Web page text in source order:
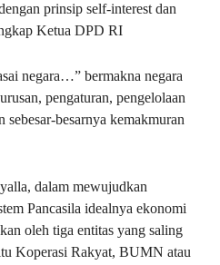
prinsip self-interest dan
Ketua DPD RI
negara…” bermakna negara
pengaturan, pengelolaan
sebesar-besarnya kemakmuran
dalam mewujudkan
Pancasila idealnya ekonomi
oleh tiga entitas yang saling
Koperasi Rakyat, BUMN atau